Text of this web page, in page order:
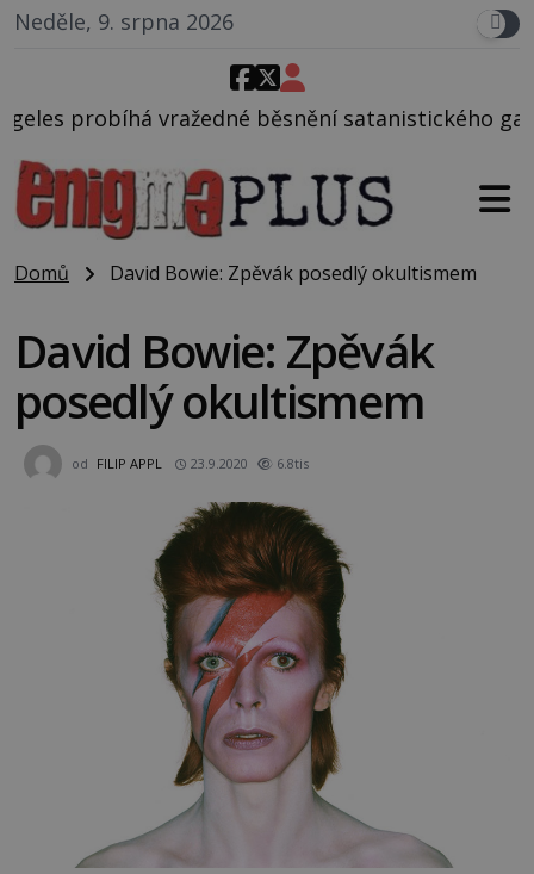
Neděle, 9. srpna 2026
běsnění satanistického gangu vedeného
Domů David Bowie: Zpěvák posedlý okultismem
David Bowie: Zpěvák
posedlý okultismem
od FILIP APPL 23.9.2020 6.8tis